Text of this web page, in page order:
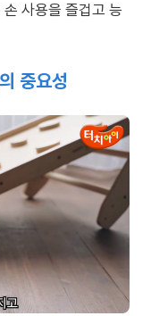
사용을 즐겁고 능
중요성